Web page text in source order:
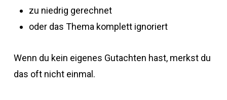
zu niedrig gerechnet
oder das Thema komplett ignoriert
Wenn du kein eigenes Gutachten hast, merkst du
das oft nicht einmal.